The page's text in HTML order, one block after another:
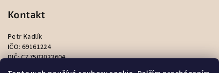
Kontakt